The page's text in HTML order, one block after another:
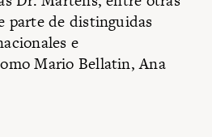
parte de distinguidas
e
Mario Bellatin, Ana